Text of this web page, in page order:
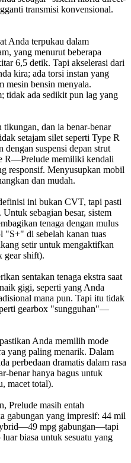
transmisi konvensional.
Anda terpukau dalam
yang menurut beberapa
6,5 detik. Tapi akselerasi dari
kira; ada torsi instan yang
mesin bensin menyala.
tidak ada sedikit pun lag yang
dan ia benar-benar
setajam silet seperti Type R
suspensi depan strut
R—Prelude memiliki kendali
responsif. Menyusupkan mobil
dan mudah.
ini bukan CVT, tapi pasti
sebagian besar, sistem
tenaga dengan mulus
"S+" di sebelah kanan tuas
setir untuk mengaktifkan
gear shift).
sentakan tenaga ekstra saat
gigi, seperti yang Anda
mana pun. Tapi itu tidak
gearbox "sungguhan"—
Anda memilih mode
yang paling menarik. Dalam
perbedaan dramatis dalam rasa
benar hanya bagus untuk
macet total).
Prelude masih entah
gabungan yang impresif: 44 mil
mpg gabungan—tapi
biasa untuk sesuatu yang